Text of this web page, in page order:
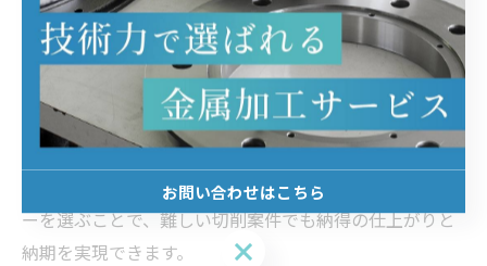
品質管理体制（ISO取得状況など）
見積もりや納期回答の迅速さ
を事前にチェックしましょう。また、問い合わせ時の対
応や現場見学の可否も、信頼できる業者かどうかを判断
するポイントです。
依頼主の要望に柔軟かつ誠実に対応してくれるパートナ
ーを選ぶことで、難しい切削案件でも納得の仕上がりと
納期を実現できます。お問い合わせはこちら
お問い合わせはこちら